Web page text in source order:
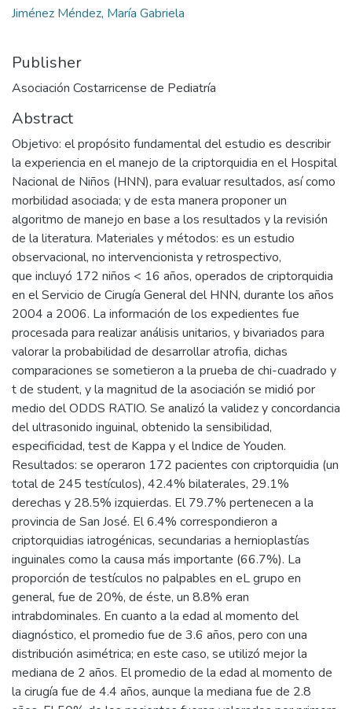
Jiménez Méndez, María Gabriela
Publisher
Asociación Costarricense de Pediatría
Abstract
Objetivo: el propósito fundamental del estudio es describir
la experiencia en el manejo de la criptorquidia en el Hospital
Nacional de Niños (HNN), para evaluar resultados, así como
morbilidad asociada; y de esta manera proponer un
algoritmo de manejo en base a los resultados y la revisión
de la literatura. Materiales y métodos: es un estudio
observacional, no intervencionista y retrospectivo,
que incluyó 172 niños < 16 años, operados de criptorquidia
en el Servicio de Cirugía General del HNN, durante los años
2004 a 2006. La información de los expedientes fue
procesada para realizar análisis unitarios, y bivariados para
valorar la probabilidad de desarrollar atrofia, dichas
comparaciones se sometieron a la prueba de chi-cuadrado y
t de student, y la magnitud de la asociación se midió por
medio del ODDS RATIO. Se analizó la validez y concordancia
del ultrasonido inguinal, obtenido la sensibilidad,
especificidad, test de Kappa y el lndice de Youden.
Resultados: se operaron 172 pacientes con criptorquidia (un
total de 245 testículos), 42.4% bilaterales, 29.1%
derechas y 28.5% izquierdas. El 79.7% pertenecen a la
provincia de San José. El 6.4% correspondieron a
criptorquidias iatrogénicas, secundarias a hernioplastías
inguinales como la causa más importante (66.7%). La
proporción de testículos no palpables en eL grupo en
general, fue de 20%, de éste, un 8.8% eran
intrabdominales. En cuanto a la edad al momento del
diagnóstico, el promedio fue de 3.6 años, pero con una
distribución asimétrica; en este caso, se utilizó mejor la
mediana de 2 años. El promedio de la edad al momento de
la cirugía fue de 4.4 años, aunque la mediana fue de 2.8